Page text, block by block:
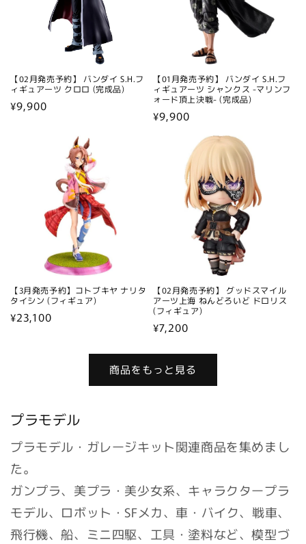
【02月発売予約】 バンダイ S.H.フ
ィギュアーツ クロロ (完成品)
通
¥9,900
【01月発売予約】 バンダイ S.H.フ
ィギュアーツ シャンクス -マリンフ
ォード頂上決戦- (完成品)
通
¥9,900
【3月発売予約】コトブキヤ ナリタ
タイシン (フィギュア)
通
¥23,100
【02月発売予約】 グッドスマイル
アーツ上海 ねんどろいど ドロリス
(フィギュア)
通
格
¥7,200
商品をもっと見る
プラモデル
プラモデル・ガレージキット関連商品を集めまし
た。
ガンプラ、美プラ・美少女系、キャラクタープラ
モデル、ロボット・SFメカ、車・バイク、戦車、
飛行機、船、ミニ四駆、工具・塗料など、模型づ